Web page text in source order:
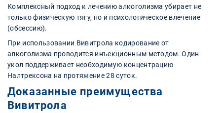
Комплексный подход к лечению алкоголизма убирает не
только физическую тягу, но и психологическое влечение
(обсессию).
При использовании Вивитрола кодирование от
алкоголизма проводится инъекционным методом. Один
укол поддерживает необходимую концентрацию
Налтрексона на протяжение 28 суток.
Доказанные преимущества
Вивитрола